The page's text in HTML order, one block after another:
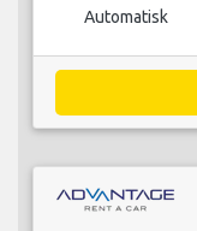
Automatisk